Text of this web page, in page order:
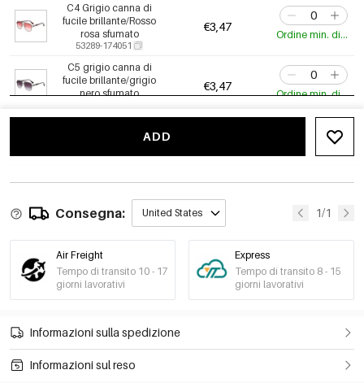
C4 Grigio canna di
fucile brillante/Rosso
rosa sfumato
53289-174051
€3,47
Ordine min. di 5 pz.
C5 grigio canna di
fucile brillante/grigio
nero sfumato
€3,47
Ordine min. di 5 pz.
ADD
Consegna: United States 1/1
Air Freight
Tempo di transito 10 - 17
giorni lavorativi
Express
Tempo di transito 8 - 15
giorni lavorativi
Informazioni sulla spedizione
Informazioni sul reso